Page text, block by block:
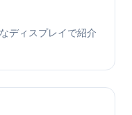
ディスプレイで紹介